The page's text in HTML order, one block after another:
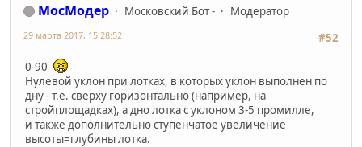
МосМодер Московский Бот -
Модератор
#52
29 марта 2017, 15:28:52
0-90
Нулевой уклон при лотках, в которых уклон выполнен по
дну - т.е. сверху горизонтально (например, на
стройплощадках), а дно лотка с уклоном 3-5 промилле,
и также дополнительно ступенчатое увеличение
высоты=глубины лотка.